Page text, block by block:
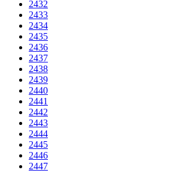
2432
2433
2434
2435
2436
2437
2438
2439
2440
2441
2442
2443
2444
2445
2446
2447